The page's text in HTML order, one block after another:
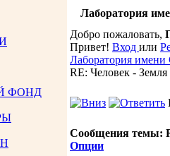
ФОНД
Лаборатория
Добро пожаловать,
Привет! Вход или
Лаборатория
RE: Человек -
Сообщения темы:
Опции